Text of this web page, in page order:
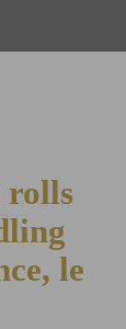
rolls
le